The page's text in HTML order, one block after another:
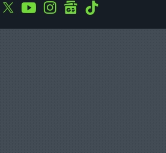
Facebook
TwitterYoutubeInstagramgooglenews